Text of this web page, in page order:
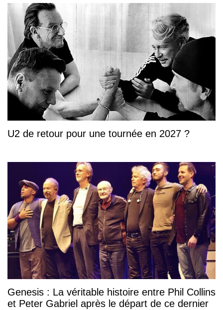
U2 de retour pour une tournée en 2027 ?
Genesis : La véritable histoire entre Phil Collins
et Peter Gabriel après le départ de ce dernier